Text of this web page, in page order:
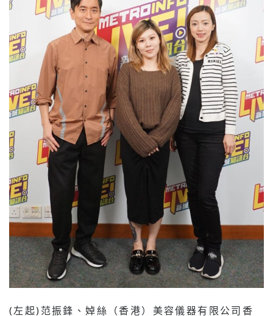
(左起)范振鋒、婥絲（香港）美容儀器有限公司香